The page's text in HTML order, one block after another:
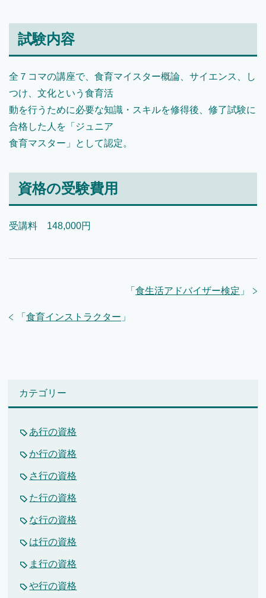
試験内容
全７コマの講座で、食育マイスター概論、サイエンス、し
つけ、文化という食育活
動を行うために必要な知識・スキルを修得後、修了試験に
合格した人を「ジュニア
食育マスター」として認定。
資格の受験費用
受講料 148,000円
「 食生活アドバイザー検定 」
「 食育インストラクター 」
カテゴリー
あ行の資格
か行の資格
さ行の資格
た行の資格
な行の資格
は行の資格
ま行の資格
や行の資格